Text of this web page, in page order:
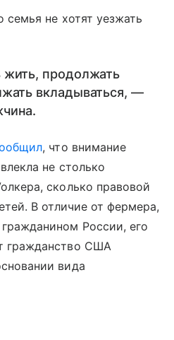
семья не хотят уезжать
продолжать
вкладываться, —
, что внимание
не столько
сколько правовой
В отличие от фермера,
России, его
гражданство США
вида